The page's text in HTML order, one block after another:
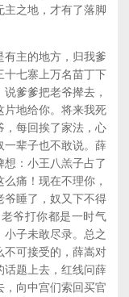
之地，才有了落脚
主的地方，归我爹
十七寨上万名苗丁下
爹爹把老爷撵去，
片地给你。将来我死
，每回挨了家法，心
一辈子也不敢说。薛
：小王八羔子占了
痛！现在不理你，
爷睡了，奴又下不得
爷打你都是一时气
子未敢尽录。总之
不可接受的，薛嵩对
话题上去，红线问薛
向中宫们索回买官